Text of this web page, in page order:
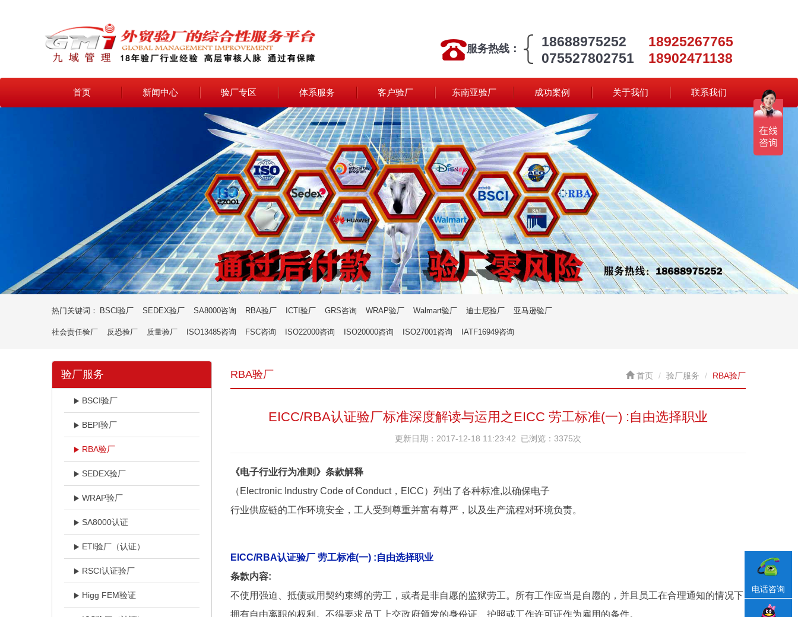
服务热线：
18688975252
075527802751
18925267765
18902471138
首页 新闻中心 验厂专区 体系服务 客户验厂 东南亚验厂 成功案例 关于我们 联系我们
热门关键词： BSCI验厂 SEDEX验厂 SA8000咨询 RBA验厂 ICTI验厂 GRS咨询 WRAP验厂 Walmart验厂 迪士尼验厂 亚马逊验厂
社会责任验厂 反恐验厂 质量验厂 ISO13485咨询 FSC咨询 ISO22000咨询 ISO20000咨询 ISO27001咨询 IATF16949咨询
验厂服务
BSCI验厂
BEPI验厂
RBA验厂
SEDEX验厂
WRAP验厂
SA8000认证
ETI验厂（认证）
RSCI认证验厂
Higg FEM验证
RBA验厂 首页 验厂服务 RBA验厂
EICC/RBA认证验厂标准深度解读与运用之EICC 劳工标准(一) :自由选择职业
更新日期：2017-12-18 11:23:42 已浏览：3375次
《电子行业行为准则》条款解释
（Electronic Industry Code of Conduct，EICC）列出了各种标准,以确保电子
行业供应链的工作环境安全，工人受到尊重并富有尊严，以及生产流程对环境负责。
EICC/RBA认证验厂 劳工标准(一) :自由选择职业
条款内容:
不使用强迫、抵债或用契约束缚的劳工，或者是非自愿的监狱劳工。所有工作应当是自愿的，并且员工在合理通知的情况下
拥有自由离职的权利。不得要求员工上交政府颁发的身份证、护照或工作许可证作为雇用的条件。
电话咨询